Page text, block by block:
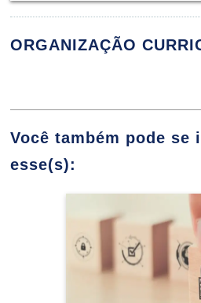
ORGANIZAÇÃO
Introdução ao
Processo
Causas da
Você também pode se
esse(s):
A LGPD e A
Detalhes